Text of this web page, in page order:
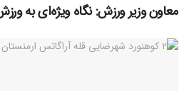
معاون وزیر ورزش: نگاه ویژه‌ای به